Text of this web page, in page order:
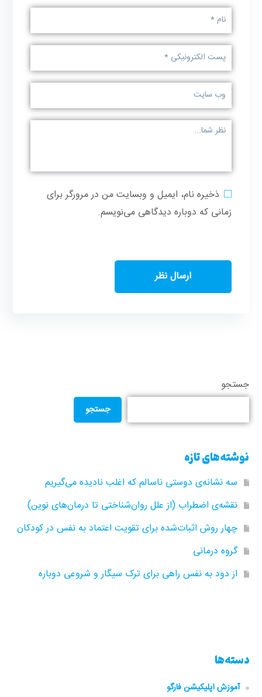
ذخیره نام، ایمیل و وبسایت من در مرورگر برای
زمانی که دوباره دیدگاهی می‌نویسم.
جستجو
جستجو
نوشته‌های تازه
سه نشانه‌ی دوستی ناسالم که اغلب نادیده می‌گیریم
نقشه‌ی اضطراب (از علل روان‌شناختی تا درمان‌های نوین)
چهار روش اثبات‌شده برای تقویت اعتماد به نفس در کودکان
گروه‌ درمانی
از دود به نفس راهی برای ترک سیگار و شروعی دوباره
دسته‌ها
آموزش اپلیکیشن فارگو